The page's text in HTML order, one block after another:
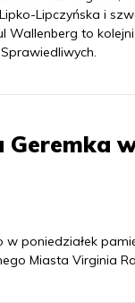
Lipczyńska i
Wallenberg to
poniedziałek
Miasta Virginia